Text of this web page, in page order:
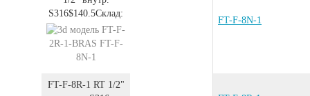
S316$140.5Склад:
FT-F-8N-1
FT-F-8R-1 RT 1/2"